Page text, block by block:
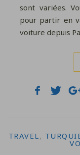
sont variées.
pour partir en
voiture depuis
TRAVEL ,